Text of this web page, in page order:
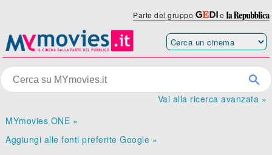
Parte del gruppo e
Vai alla ricerca avanzata »
MYmovies ONE »
Aggiungi alle fonti preferite Google »